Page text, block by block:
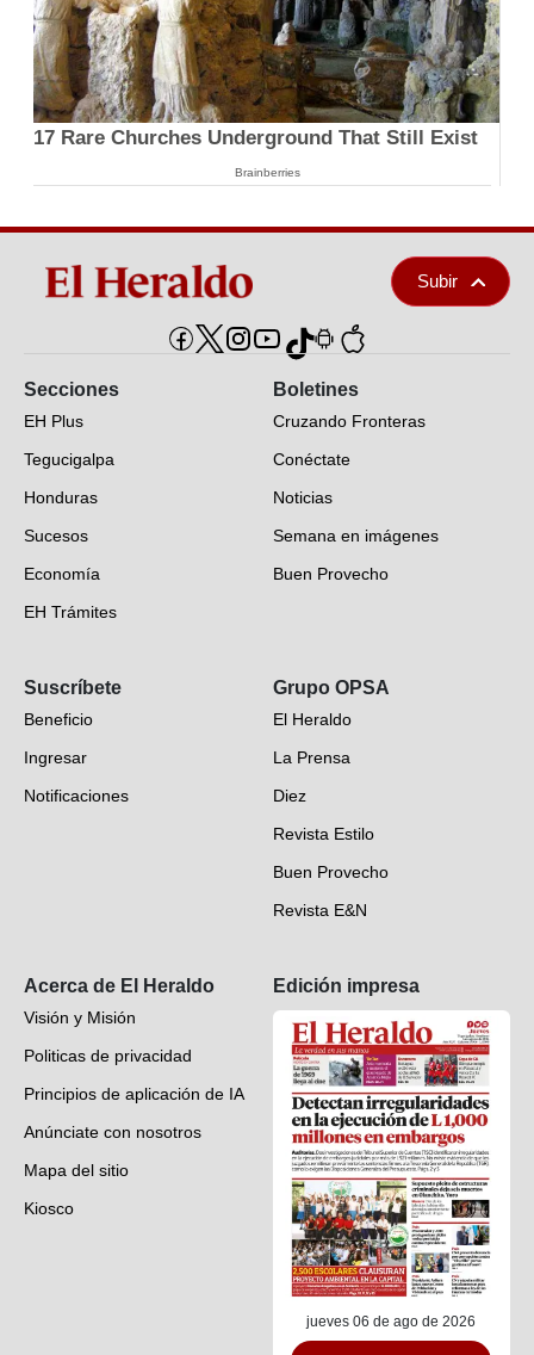
17 Rare Churches Underground That Still Exist
Brainberries
Subir
Secciones
EH Plus
Tegucigalpa
Honduras
Sucesos
Economía
EH Trámites
EH Verifica
Fotogalerías
Deportes
Videos
Boletines
Cruzando Fronteras
Conéctate
Noticias
Semana en imágenes
Buen Provecho
Suscríbete
Beneficio
Ingresar
Notificaciones
Grupo OPSA
El Heraldo
La Prensa
Diez
Revista Estilo
Buen Provecho
Revista E&N
Acerca de El Heraldo
Visión y Misión
Politicas de privacidad
Principios de aplicación de IA
Anúnciate con nosotros
Mapa del sitio
Kiosco
Edición impresa
jueves 06 de ago de 2026